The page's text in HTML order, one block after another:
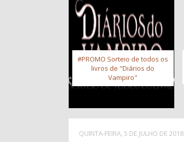
#PROMO Sorteio de todos os
livros de "Diários do
Vampiro"
QUINTA-FEIRA, 5 DE JULHO DE 2018